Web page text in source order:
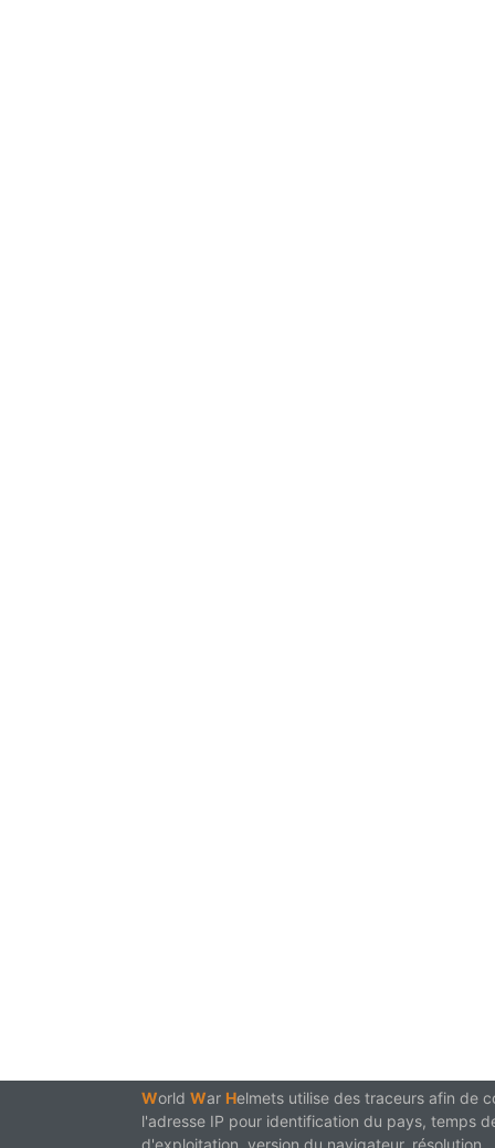
World War Helmets utilise des traceurs afin de
l'adresse IP pour identification du pays, temps
d'exploitation, version du navigateur,